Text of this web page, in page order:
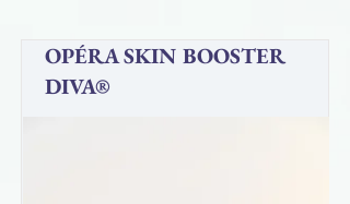
OPÉRA SKIN BOOSTER
DIVA®